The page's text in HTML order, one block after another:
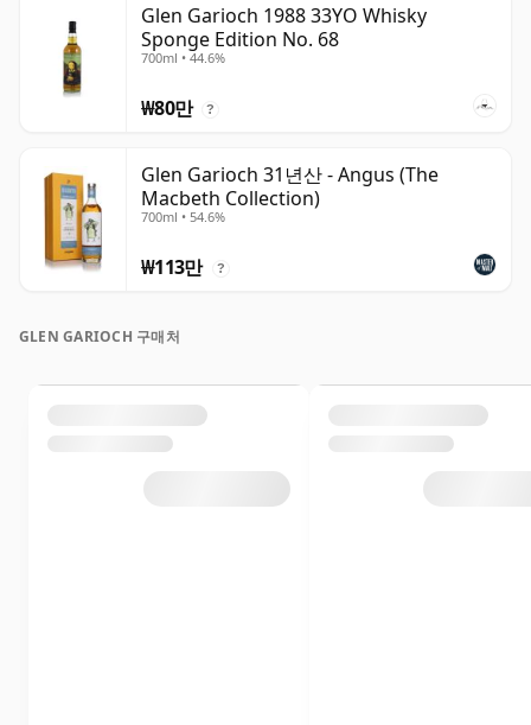
Glen Garioch 1988 33YO Whisky
Sponge Edition No. 68
700ml • 44.6%
₩80만 ?
Glen Garioch 31년산 - Angus (The
Macbeth Collection)
700ml • 54.6%
₩113만 ?
GLEN GARIOCH 구매처